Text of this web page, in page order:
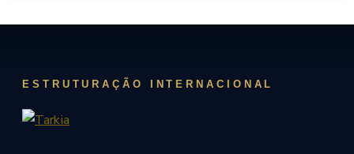
ESTRUTURAÇÃO INTERNACIONAL